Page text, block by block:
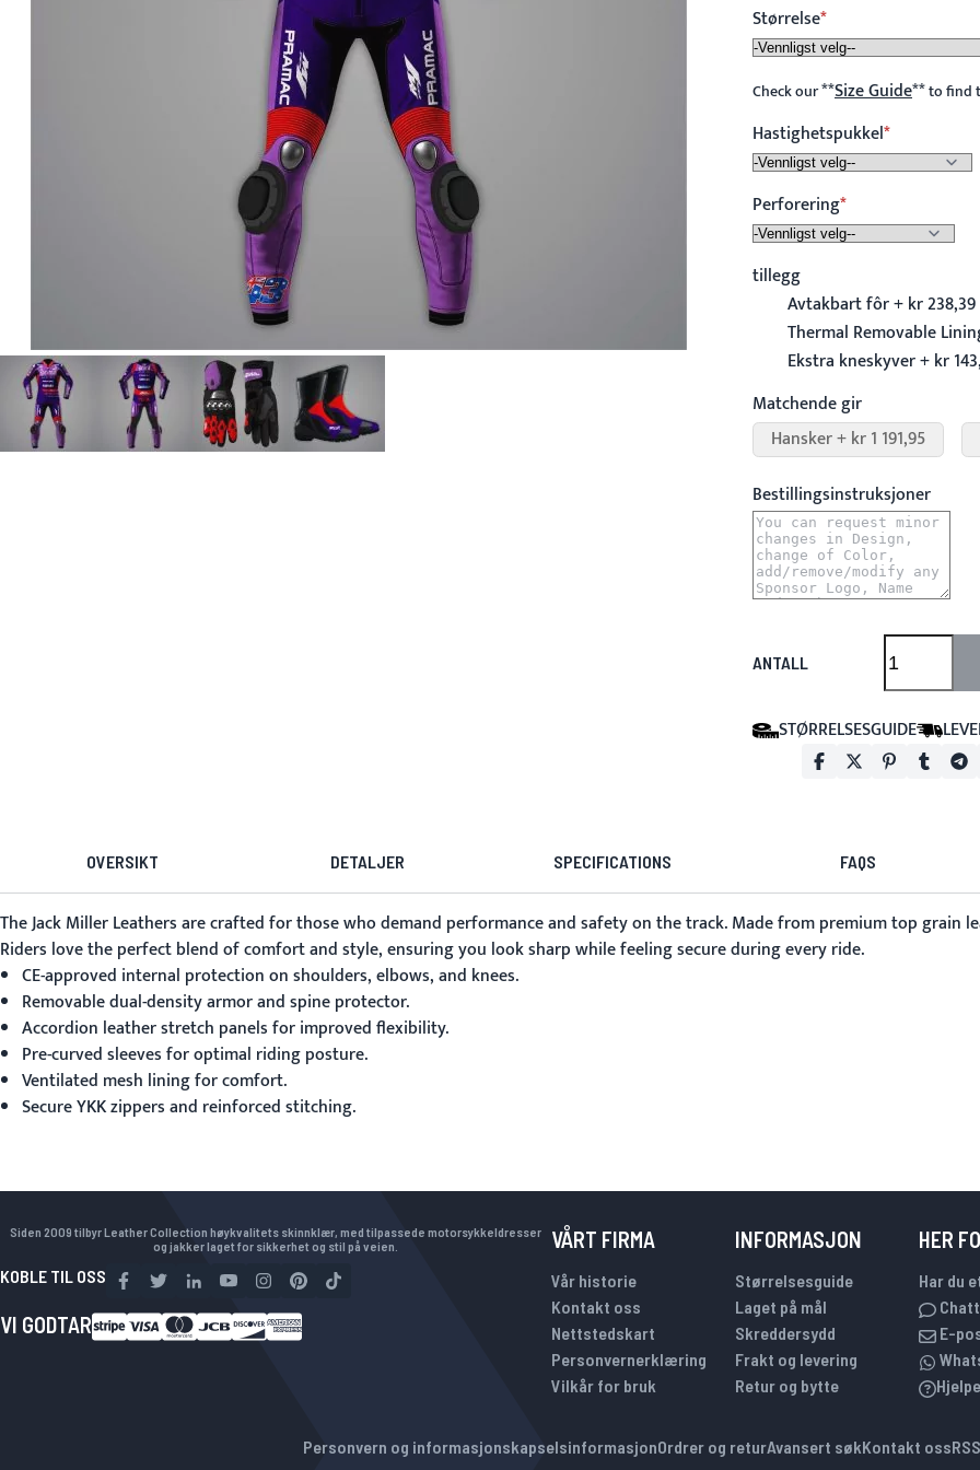
Størrelse
Check our**Size Guide**to find
Hastighetspukkel
Perforering
tillegg
Avtakbart fôr + kr 238,39
Thermal Removable
Ekstra kneskyver + kr
Matchende gir
Hansker + kr 1 191,95
Bestillingsinstruksjoner
ANTALL
STØRRELSESGUIDE
OVERSIKT DETALJER SPECIFICATIONS FAQS
TheJack Miller Leathersare crafted for those who demand performance and safety on the track. Made from premium top
Riders love the perfect blend of comfort and style, ensuring you look sharp while feeling secure during every ride.
CE-approved internal protection on shoulders, elbows, and knees.
Removable dual-density armor and spine protector.
Accordion leather stretch panels for improved flexibility.
Pre-curved sleeves for optimal riding posture.
Ventilated mesh lining for comfort.
Secure YKK zippers and reinforced stitching.
Siden 2009 tilbyr Leather Collection høykvalitets skinnklær, med tilpassede motorsykkeldresser
og jakker laget for sikkerhet og stil på veien.
KOBLE TIL OSS
VI GODTAR
VÅRT FIRMA
Vår historie
Kontakt oss
Nettstedskart
Personvernerklæring
Vilkår for bruk
INFORMASJON
Størrelsesguide
Laget på mål
Skreddersydd
Frakt og levering
Retur og bytte
HER
Har du
E-
Personvern og informasjonskapselsinformasjonOrdrer og returAvansert søkKontakt ossRSS